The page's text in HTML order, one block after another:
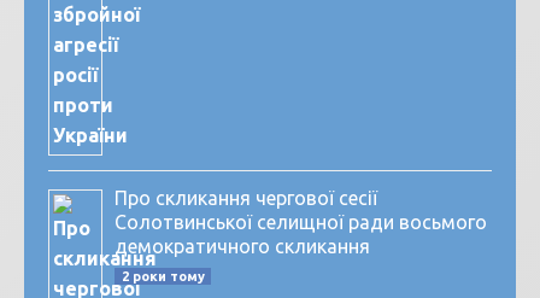
Про скликання чергової сесії
Солотвинської селищної ради восьмого
демократичного скликання
2 роки тому